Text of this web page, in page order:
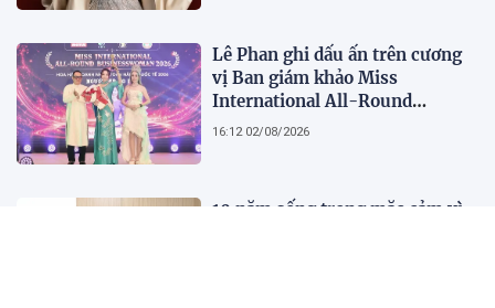
Lê Phan ghi dấu ấn trên cương
vị Ban giám khảo Miss
International All-Round
Businesswoman 2026: Thanh
16:12 02/08/2026
10 năm sống trong mặc cảm vì